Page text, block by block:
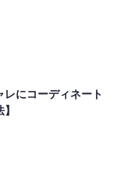
レにコーディネート